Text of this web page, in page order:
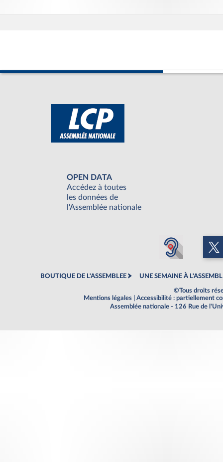
OPEN DATA
Accédez à toutes
les données de
l'Assemblée nationale
BOUTIQUE DE L'ASSEMBLEE UNE SEMAINE À
©Tous droits
Mentions légales
Accessibilité : partiellement
Assemblée nationale - 126 Rue de